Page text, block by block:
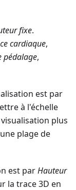
fixe.
cardiaque,
pédalage,
est par
à l'échelle
plus
plage de
est parHauteur
la trace 3D en